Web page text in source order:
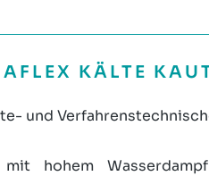
KÄLTE
und
hohem